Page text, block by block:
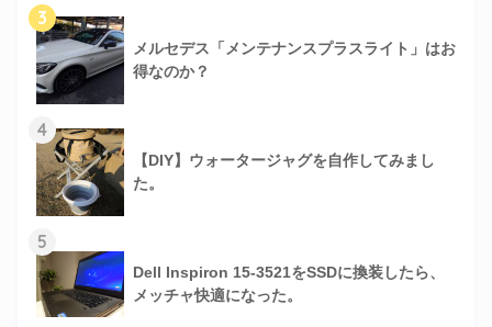
3
メルセデス「メンテナンスプラスライト」はお
得なのか？
4
【DIY】ウォータージャグを自作してみまし
た。
5
Dell Inspiron 15-3521をSSDに換装したら、
メッチャ快適になった。